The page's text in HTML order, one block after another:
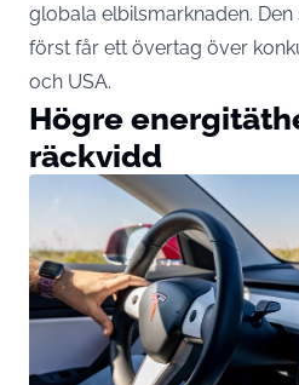
globala elbilsmarknaden.
först får ett övertag över
och USA.
Högre
räckvidd